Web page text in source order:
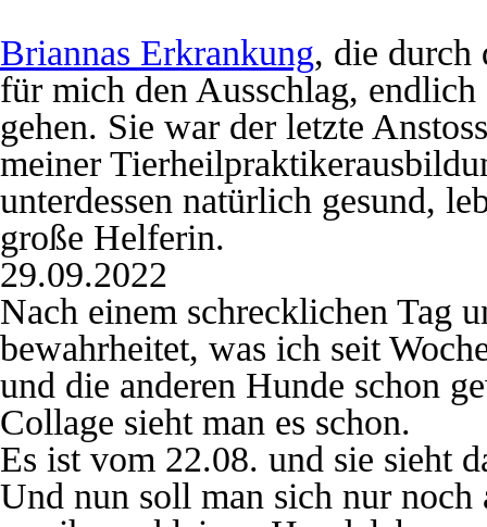
Briannas Erkrankung, die durch
für mich den Ausschlag,
gehen. Sie war der letzte
meiner
unterdessen natürlich gesund,
große Helferin.
29.09.2022
Nach einem schrecklichen Tag
bewahrheitet, was ich seit
und die anderen Hunde schon
Collage sieht man es schon.
Es ist vom 22.08. und sie sieht
Und nun soll man sich nur noch